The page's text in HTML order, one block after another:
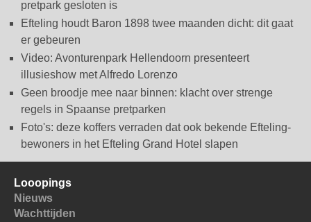
pretpark gesloten is
Efteling houdt Baron 1898 twee maanden dicht: dit gaat
er gebeuren
Video: Avonturenpark Hellendoorn presenteert
illusieshow met Alfredo Lorenzo
Geen broodje mee naar binnen: klacht over strenge
regels in Spaanse pretparken
Foto's: deze koffers verraden dat ook bekende Efteling-
bewoners in het Efteling Grand Hotel slapen
Looopings
Nieuws
Wachttijden